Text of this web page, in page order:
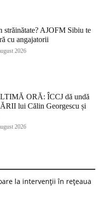
străinătate? AJOFM Sibiu te
cu angajatorii
2026
ORĂ: ÎCCJ dă undă
lui Călin Georgescu și
2026
la intervenții în rețeaua